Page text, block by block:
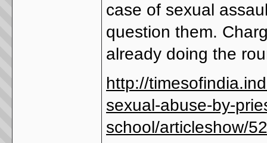
case of sexual
question them.
already doing the
http://
sexual-abuse-by-
school/articleshow/